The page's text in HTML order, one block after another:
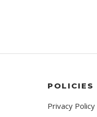
POLICIES
Privacy Policy